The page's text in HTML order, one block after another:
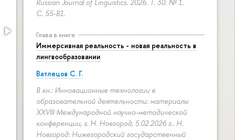
Russian Journal of Linguistics. 2026. Т. 30. № 1.
С. 55-81.
Глава в книге
Иммерсивная реальность - новая реальность в
лингвообразовании
Ватлецов С. Г.
В кн.: Инновационные технологии в
образовательной деятельности: материалы
XXVIII Международной научно-методической
конференции, г. Н. Новгород, 5.02.2026 г.. Н.
Новгород: Нижегородский государственный